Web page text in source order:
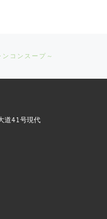
コンスープ～
道41号現代